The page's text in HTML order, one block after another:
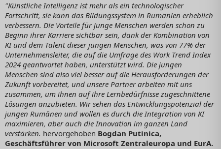
"Künstliche Intelligenz ist mehr als ein technologischer
Fortschritt, sie kann das Bildungssystem in Rumänien erheblich
verbessern. Die Vorteile für junge Menschen werden schon zu
Beginn ihrer Karriere sichtbar sein, dank der Kombination von
KI und dem Talent dieser jungen Menschen, was von 77% der
Unternehmensleiter, die auf die Umfrage des Work Trend Index
2024 geantwortet haben, unterstützt wird. Die jungen
Menschen sind also viel besser auf die Herausforderungen der
Zukunft vorbereitet, und unsere Partner arbeiten mit uns
zusammen, um ihnen auf ihre Lernbedürfnisse zugeschnittene
Lösungen anzubieten. Wir sehen das Entwicklungspotenzial der
jungen Rumänen und wollen es durch die Integration von KI
maximieren, aber auch die Innovation im ganzen Land
verstärken. hervorgehoben Bogdan Putinica,
Geschäftsführer von Microsoft Zentraleuropa und EurA.